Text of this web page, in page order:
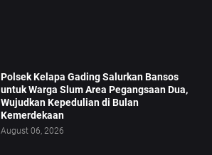
Polsek Kelapa Gading Salurkan Bansos
untuk Warga Slum Area Pegangsaan Dua,
Wujudkan Kepedulian di Bulan
Kemerdekaan
August 06, 2026